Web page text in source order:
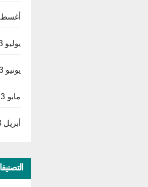
أغسطس
يوليو 2023
يونيو 2023
مايو 2023
أبريل 2023